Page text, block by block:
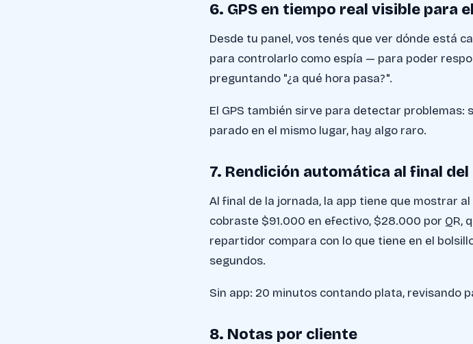
6. GPS en tiempo real visible para
Desde tu panel, vos tenés que ver dónde está
para controlarlo como espía — para poder
preguntando "¿a qué hora pasa?".
El GPS también sirve para detectar
parado en el mismo lugar, hay algo raro.
7. Rendición automática al final del
Al final de la jornada, la app tiene que mostrar
cobraste $91.000 en efectivo, $28.000 por QR,
repartidor compara con lo que tiene en el
segundos.
Sin app: 20 minutos contando plata, revisando
8. Notas por cliente